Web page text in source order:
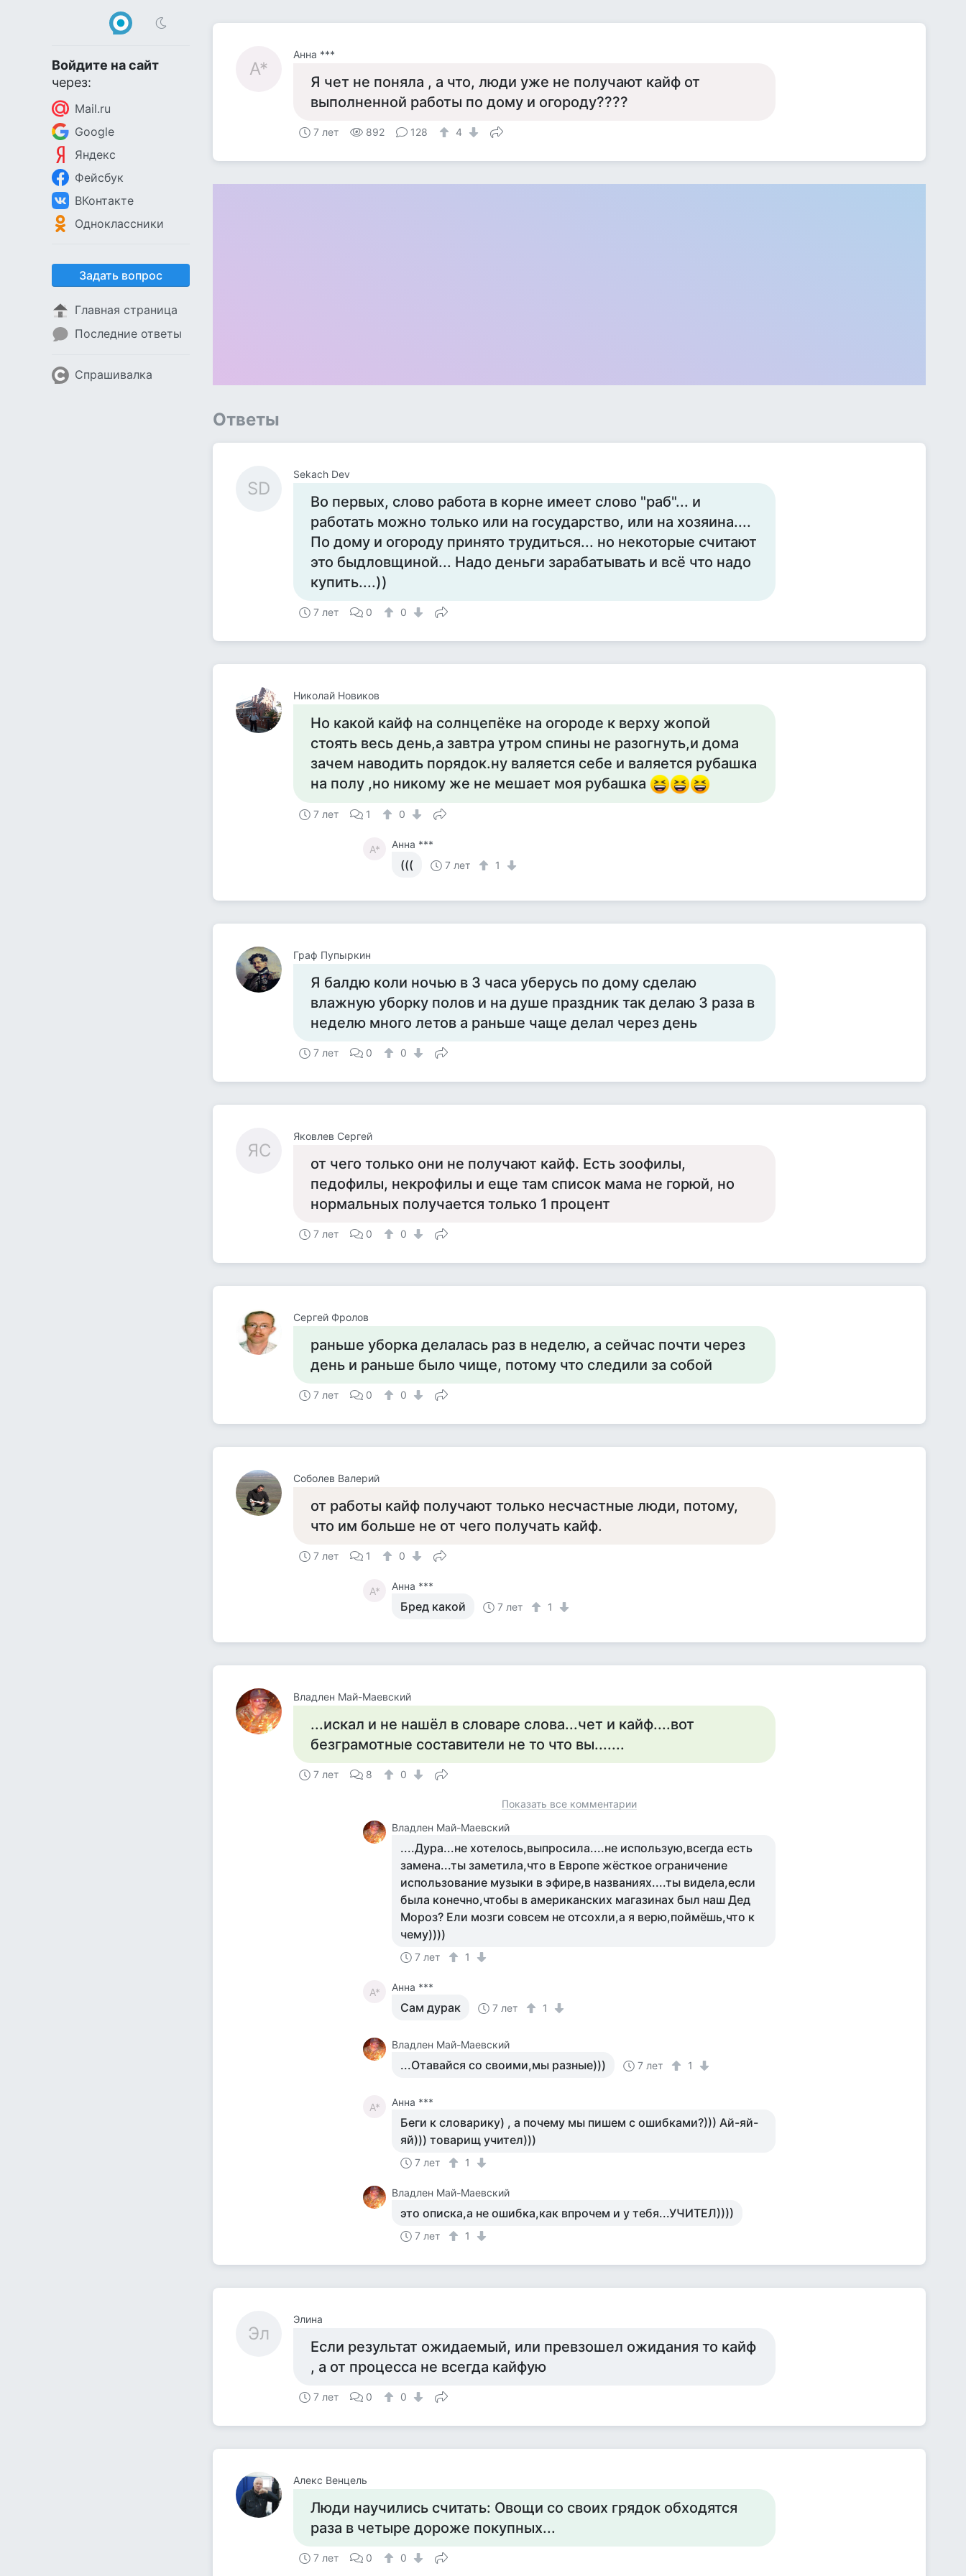
Войдите на сайт
через:
Mail.ru
Google
Яндекс
Фейсбук
ВКонтакте
Одноклассники
Задать вопрос
Главная страница
Последние ответы
Спрашивалка
А*
Анна ***
Я чет не поняла , а что, люди уже не получают кайф от
выполненной работы по дому и огороду????
7 лет 892 128 4
Ответы
SD
Sekach Dev
Во первых, слово работа в корне имеет слово "раб"... и
работать можно только или на государство, или на хозяина....
По дому и огороду принято трудиться... но некоторые считают
это быдловщиной... Надо деньги зарабатывать и всё что надо
купить....))
7 лет 0 0
Николай Новиков
Но какой кайф на солнцепёке на огороде к верху жопой
стоять весь день,а завтра утром спины не разогнуть,и дома
зачем наводить порядок.ну валяется себе и валяется рубашка
на полу ,но никому же не мешает моя рубашка
7 лет 1 0
А* Анна ***
((( 7 лет 1
Граф Пупыркин
Я балдю коли ночью в 3 часа уберусь по дому сделаю
влажную уборку полов и на душе праздник так делаю 3 раза в
неделю много летов а раньше чаще делал через день
7 лет 0 0
ЯС
Яковлев Сергей
от чего только они не получают кайф. Есть зоофилы,
педофилы, некрофилы и еще там список мама не горюй, но
нормальных получается только 1 процент
7 лет 0 0
Сергей Фролов
раньше уборка делалась раз в неделю, а сейчас почти через
день и раньше было чище, потому что следили за собой
7 лет 0 0
Соболев Валерий
от работы кайф получают только несчастные люди, потому,
что им больше не от чего получать кайф.
7 лет 1 0
А* Анна ***
Бред какой 7 лет 1
Владлен Май-Маевский
...искал и не нашёл в словаре слова...чет и кайф....вот
безграмотные составители не то что вы.......
7 лет 8 0
Показать все комментарии
Владлен Май-Маевский
....Дура...не хотелось,выпросила....не использую,всегда есть
замена...ты заметила,что в Европе жёсткое ограничение
использование музыки в эфире,в названиях....ты видела,если
была конечно,чтобы в американских магазинах был наш Дед
Мороз? Ели мозги совсем не отсохли,а я верю,поймёшь,что к
чему))))
7 лет 1
А* Анна ***
Сам дурак 7 лет 1
Владлен Май-Маевский
...Отавайся со своими,мы разные))) 7 лет 1
А* Анна ***
Беги к словарику) , а почему мы пишем с ошибками?))) Ай-яй-
яй))) товарищ учител)))
7 лет 1
Владлен Май-Маевский
это описка,а не ошибка,как впрочем и у тебя...УЧИТЕЛ))))
7 лет 1
Эл
Элина
Если результат ожидаемый, или превзошел ожидания то кайф
, а от процесса не всегда кайфую
7 лет 0 0
Алекс Венцель
Люди научились считать: Овощи со своих грядок обходятся
раза в четыре дороже покупных...
7 лет 0 0